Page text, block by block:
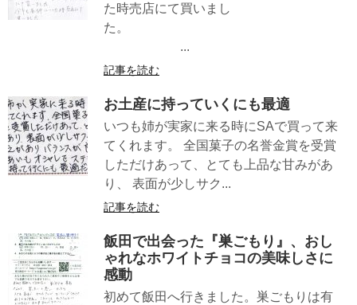
た時売店にて買いまし
た。
...
記事を読む
お土産に持っていくにも最適
いつも姉が実家に来る時にSAで買って来
てくれます。 全国菓子の名誉金賞を受賞
しただけあって、とても上品な甘みがあ
り、 表面が少しサク...
記事を読む
飯田で出会った『巣ごもり』、おし
ゃれなホワイトチョコの美味しさに
感動
初めて飯田へ行きました。巣ごもりは有